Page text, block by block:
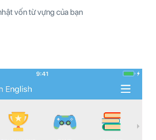
vốn từ vựng của bạn